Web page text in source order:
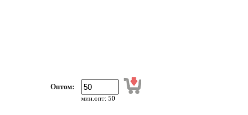
Оптом:
мин.опт: 50